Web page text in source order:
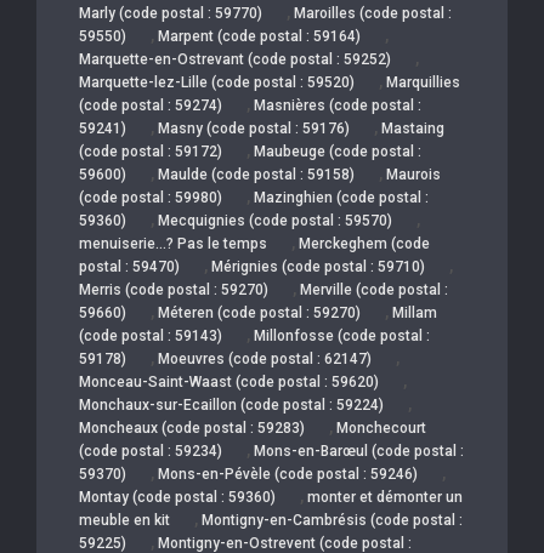
Marly (code postal : 59770) , Maroilles (code postal :
59550)
, Marpent (code postal : 59164) ,
Marquette-en-Ostrevant (code postal : 59252) ,
Marquette-lez-Lille (code postal : 59520) , Marquillies
(code postal : 59274)
, Masnières (code postal :
59241)
, Masny (code postal : 59176) , Mastaing
(code postal : 59172)
, Maubeuge (code postal :
59600)
, Maulde (code postal : 59158) , Maurois
(code postal : 59980)
, Mazinghien (code postal :
59360)
, Mecquignies (code postal : 59570) ,
menuiserie…? Pas le temps , Merckeghem (code
postal : 59470)
, Mérignies (code postal : 59710) ,
Merris (code postal : 59270) , Merville (code postal :
59660)
, Méteren (code postal : 59270) , Millam
(code postal : 59143)
, Millonfosse (code postal :
59178)
, Moeuvres (code postal : 62147) ,
Monceau-Saint-Waast (code postal : 59620) ,
Monchaux-sur-Ecaillon (code postal : 59224) ,
Moncheaux (code postal : 59283) , Monchecourt
(code postal : 59234)
, Mons-en-Barœul (code postal :
59370)
, Mons-en-Pévèle (code postal : 59246) ,
Montay (code postal : 59360) , monter et démonter un
meuble en kit
, Montigny-en-Cambrésis (code postal :
59225)
, Montigny-en-Ostrevent (code postal :